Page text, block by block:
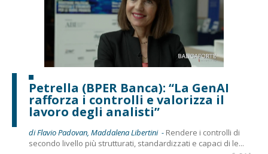
Petrella (BPER Banca): “La GenAI
rafforza i controlli e valorizza il
lavoro degli analisti”
di Flavio Padovan, Maddalena Libertini - Rendere i controlli di
secondo livello più strutturati, standardizzati e capaci di le...